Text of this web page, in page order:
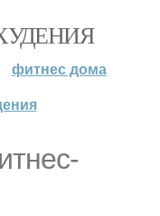
фитнес дома